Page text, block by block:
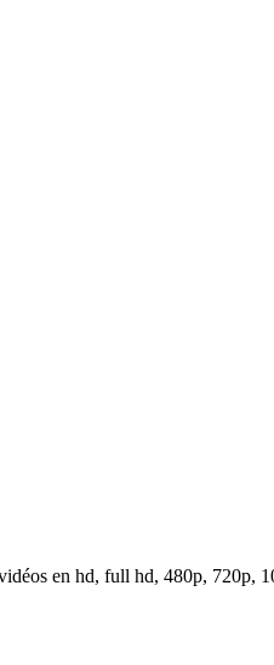
en hd, full hd, 480p, 720p,